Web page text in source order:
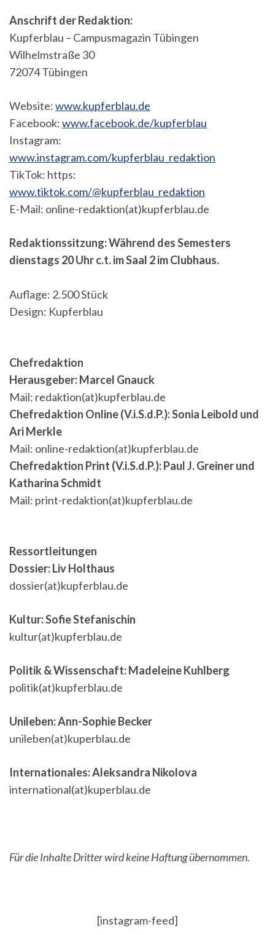
Anschrift der Redaktion:
Kupferblau – Campusmagazin Tübingen
Wilhelmstraße 30
72074 Tübingen
Website:www.kupferblau.de
Facebook:www.facebook.de/kupferblau
Instagram:
www.instagram.com/kupferblau_redaktion
TikTok: https:
www.tiktok.com/@kupferblau_redaktion
E-Mail: online-redaktion(at)kupferblau.de
Redaktionssitzung: Während des Semesters
dienstags 20 Uhr c.t. im Saal 2 im Clubhaus.
Auflage: 2.500 Stück
Design: Kupferblau
Chefredaktion
Herausgeber: Marcel Gnauck
Mail: redaktion(at)kupferblau.de
Chefredaktion Online (V.i.S.d.P.): Sonia Leibold und
Ari Merkle
Mail: online-redaktion(at)kupferblau.de
Chefredaktion Print (V.i.S.d.P.): Paul J. Greiner und
Katharina Schmidt
Mail: print-redaktion(at)kupferblau.de
Ressortleitungen
Dossier: Liv Holthaus
dossier(at)kupferblau.de
Kultur: Sofie Stefanischin
kultur(at)kupferblau.de
Politik & Wissenschaft:Madeleine Kuhlberg
politik(at)kupferblau.de
Unileben: Ann-Sophie Becker
unileben(at)kuperblau.de
Internationales: Aleksandra Nikolova
international(at)kuperblau.de
Für die Inhalte Dritter wird keine Haftung übernommen.
[instagram-feed]